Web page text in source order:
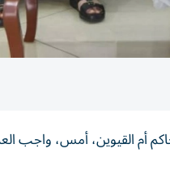
القيوين، أمس، واجب